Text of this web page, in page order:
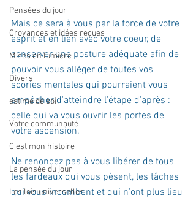
Pensées du jour
Croyances et idées reçues
Mises en lumière
Divers
estime de soi
Votre communauté
C'est mon histoire
La pensée du jour
Les lois universelles
Mais ce sera à vous par la force de votre
esprit et en lien avec votre coeur, de
conserver une posture adéquate afin de
pouvoir vous alléger de toutes vos
scories mentales qui pourraient vous
empêcher d'atteindre l'étape d'après :
celle qui va vous ouvrir les portes de
votre ascension.
Ne renoncez pas à vous libérer de tous
les fardeaux qui vous pèsent, les tâches
qui vous incombent et qui n'ont plus lieu